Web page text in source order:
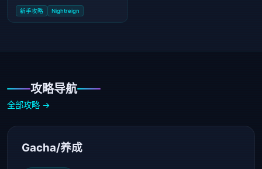
新手攻略 Nightreign
攻略导航
全部攻略 →
Gacha/养成